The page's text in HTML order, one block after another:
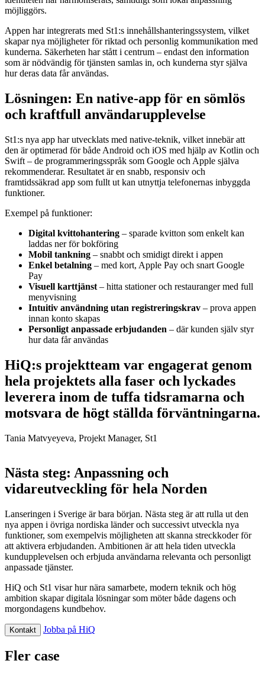
möjliggörs.
Appen har integrerats med St1:s innehållshanteringssystem, vilket
skapar nya möjligheter för riktad och personlig kommunikation med
kunderna. Säkerheten har stått i centrum – endast den information
som är nödvändig för tjänsten samlas in, och kunderna styr själva
hur deras data får användas.
Lösningen: En native-app för en sömlös
och kraftfull användarupplevelse
St1:s nya app har utvecklats med native-teknik, vilket innebär att
den är optimerad för både Android och iOS med hjälp av Kotlin och
Swift – de programmeringsspråk som Google och Apple själva
rekommenderar. Resultatet är en snabb, responsiv och
framtidssäkrad app som fullt ut kan utnyttja telefonernas inbyggda
funktioner.
Exempel på funktioner:
Digital kvittohantering – sparade kvitton som enkelt kan
laddas ner för bokföring
Mobil tankning – snabbt och smidigt direkt i appen
Enkel betalning – med kort, Apple Pay och snart Google
Pay
Visuell karttjänst – hitta stationer och restauranger med full
menyvisning
Intuitiv användning utan registreringskrav – prova appen
innan konto skapas
Personligt anpassade erbjudanden – där kunden själv styr
hur data får användas
HiQ:s projektteam var engagerat genom
hela projektets alla faser och lyckades
leverera inom de tuffa tidsramarna och
motsvara de högt ställda förväntningarna.
Tania Matvyeyeva, Projekt Manager, St1
Nästa steg: Anpassning och
vidareutveckling för hela Norden
Lanseringen i Sverige är bara början. Nästa steg är att rulla ut den
nya appen i övriga nordiska länder och successivt utveckla nya
funktioner, som exempelvis möjligheten att skanna streckkoder för
att aktivera erbjudanden. Ambitionen är att hela tiden utveckla
kundupplevelsen och erbjuda användarna relevanta och personligt
anpassade tjänster.
HiQ och St1 visar hur nära samarbete, modern teknik och hög
ambition skapar digitala lösningar som möter både dagens och
morgondagens kundbehov.
Kontakt Jobba på HiQ
Fler case